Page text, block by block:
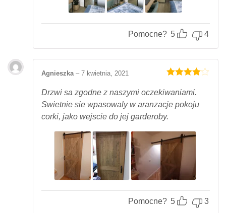
Pomocne? 5 4
4na 5.
Agnieszka – 7 kwietnia, 2021
Drzwi sa zgodne z naszymi oczekiwaniami.
Swietnie sie wpasowaly w aranzacje pokoju
corki, jako wejscie do jej garderoby.
Pomocne? 5 3